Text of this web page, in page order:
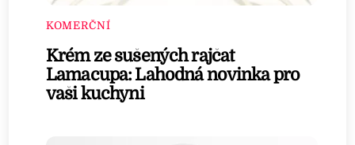
KOMERČNÍ
Krém ze sušených rajčat
Lamacupa: Lahodná novinka pro
vaši kuchyni